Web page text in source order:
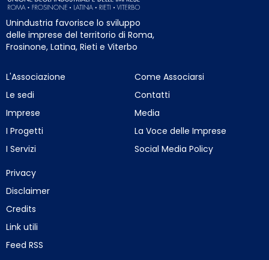
Unindustria favorisce lo sviluppo
delle imprese del territorio di Roma,
Frosinone, Latina, Rieti e Viterbo
L'Associazione
Le sedi
Imprese
I Progetti
I Servizi
Come Associarsi
Contatti
Media
La Voce delle Imprese
Social Media Policy
Privacy
Disclaimer
Credits
Link utili
Feed RSS